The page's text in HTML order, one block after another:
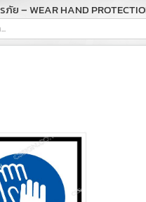
ย – WEAR HAND